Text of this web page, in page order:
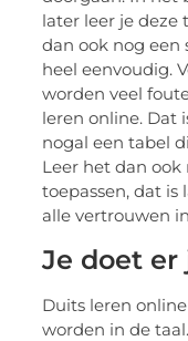
later leer je deze
dan ook nog
heel eenvoudig.
worden veel
leren online. Dat
nogal een tabel
Leer het dan
toepassen, dat is
alle vertrouwen
Je doet er
Duits leren
worden in de